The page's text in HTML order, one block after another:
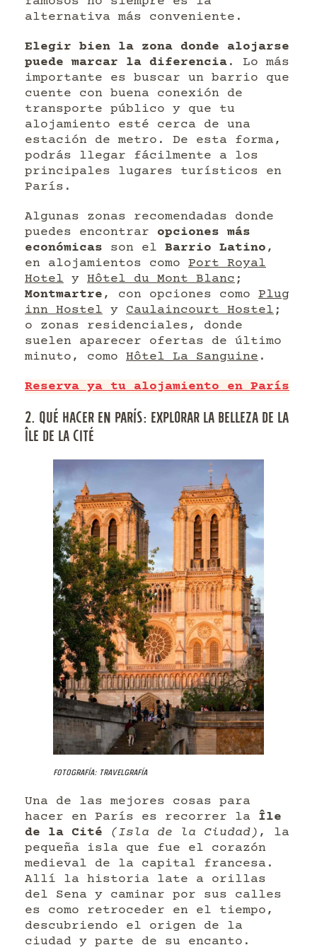
alternativa más conveniente.
Elegir bien la zona donde alojarse
puede marcar la diferencia . Lo más
importante es buscar un barrio que
cuente con buena conexión de
transporte público y que tu
alojamiento esté cerca de una
estación de metro. De esta forma,
podrás llegar fácilmente a los
principales lugares turísticos en
París.
Algunas zonas recomendadas donde
puedes encontrar opciones más
económicas son el Barrio Latino ,
en alojamientos como Port Royal
Hotel y Hôtel du Mont Blanc ;
Montmartre , con opciones como Plug
inn Hostel y Caulaincourt Hostel ;
o zonas residenciales, donde
suelen aparecer ofertas de último
minuto, como Hôtel La Sanguine .
Reserva ya tu alojamiento en París
2. QUÉ HACER EN PARÍS: EXPLORAR LA BELLEZA DE LA
ÎLE DE LA CITÉ
Fotografía: Travelgrafía
Una de las mejores cosas para
hacer en París es recorrer la Île
de la Cité
(Isla de la Ciudad) , la
pequeña isla que fue el corazón
medieval de la capital francesa.
Allí la historia late a orillas
del Sena y caminar por sus calles
es como retroceder en el tiempo,
descubriendo el origen de la
ciudad y parte de su encanto.